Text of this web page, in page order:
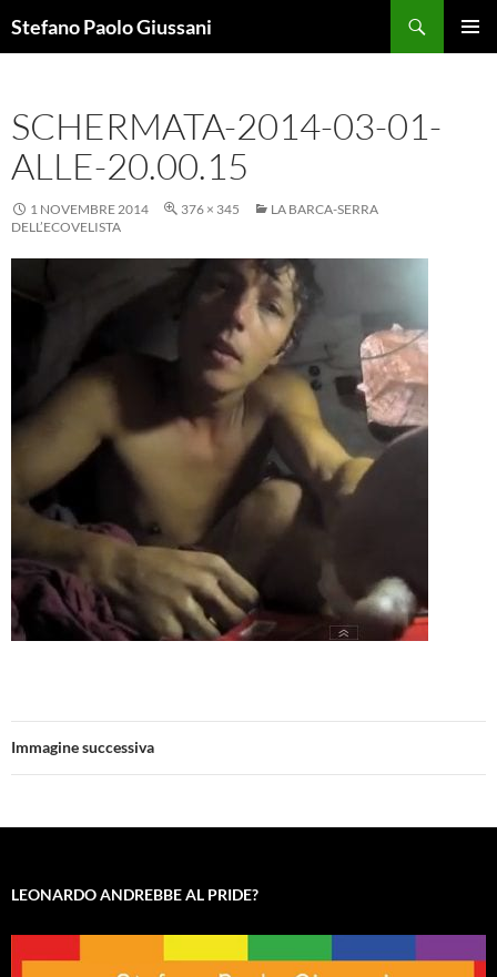
alStefano Paolo Giussani
SCHERMATA-2014-03-01-
ALLE-20.00.15
1 NOVEMBRE 2014 376 × 345
LA BARCA-SERRA
DELL’ECOVELISTA
Immagine successiva
LEONARDO ANDREBBE AL PRIDE?